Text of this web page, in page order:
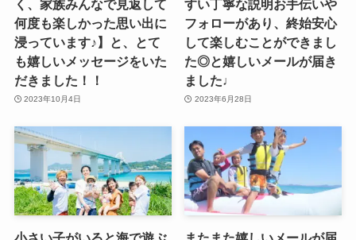
く、家族みんなで見返して
何度も楽しかった思い出に
浸っています♪】と、とて
も嬉しいメッセージをいた
だきました！！
2023年10月4日
すい丁寧な説明お手伝いや
フォローがあり、終始安心
して楽しむことができまし
た◎と嬉しいメールが届き
ました♩
2023年6月28日